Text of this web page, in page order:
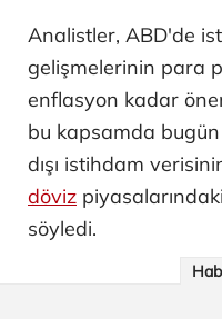
Analistler, ABD'de
gelişmelerinin para
enflasyon kadar
bu kapsamda bugün
dışı istihdam
döviz
söyledi.